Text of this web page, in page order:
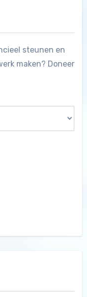
steunen en
maken? Doneer